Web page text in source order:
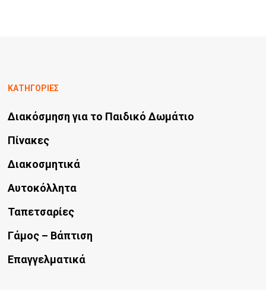
ΚΑΤΗΓΟΡΙΕΣ
Διακόσμηση για το Παιδικό Δωμάτιο
Πίνακες
Διακοσμητικά
Αυτοκόλλητα
Ταπετσαρίες
Γάμος – Βάπτιση
Επαγγελματικά